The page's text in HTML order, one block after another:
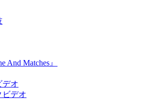
Matches』
デオ
ビデオ